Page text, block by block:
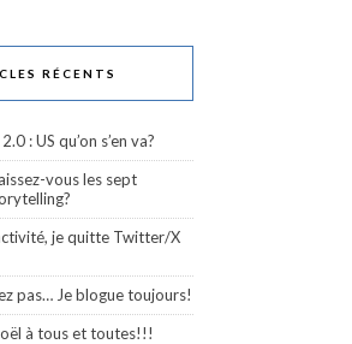
RÉCENTS
: US qu’on s’en va?
vous les sept
je quitte Twitter/X
pas… Je blogue toujours!
à tous et toutes!!!